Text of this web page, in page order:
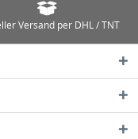
Versand per DHL / TNT